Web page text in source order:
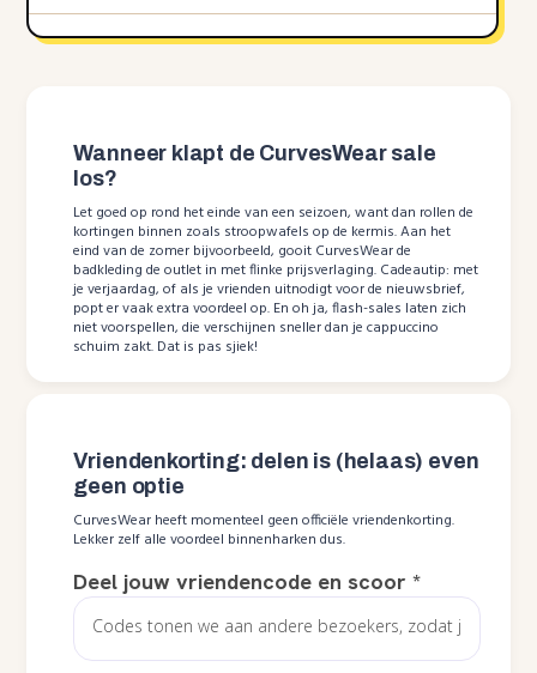
Wanneer klapt de CurvesWear sale
los?
Let goed op rond het einde van een seizoen, want dan rollen de
kortingen binnen zoals stroopwafels op de kermis. Aan het
eind van de zomer bijvoorbeeld, gooit CurvesWear de
badkleding de outlet in met flinke prijsverlaging. Cadeautip: met
je verjaardag, of als je vrienden uitnodigt voor de nieuwsbrief,
popt er vaak extra voordeel op. En oh ja, flash-sales laten zich
niet voorspellen, die verschijnen sneller dan je cappuccino
schuim zakt. Dat is pas sjiek!
Vriendenkorting: delen is (helaas) even
geen optie
CurvesWear heeft momenteel geen officiële vriendenkorting.
Lekker zelf alle voordeel binnenharken dus.
Deel jouw vriendencode en scoor*